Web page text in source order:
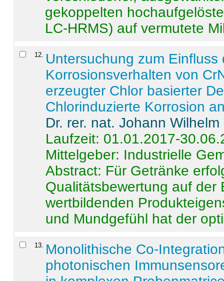
gekoppelten
LC-HRMS) auf vermutete
12
Untersuchung zum
Korrosionsverhalten von
erzeugter Chlor basierter
Chlorinduzierte Korrosion
Dr. rer. nat. Johann
Laufzeit: 01.01.2017-
Mittelgeber: Industrielle
Abstract: Für Getränke
Qualitätsbewertung auf der
wertbildenden
und Mundgefühl hat der
13
Monolithische Co-
photonischen